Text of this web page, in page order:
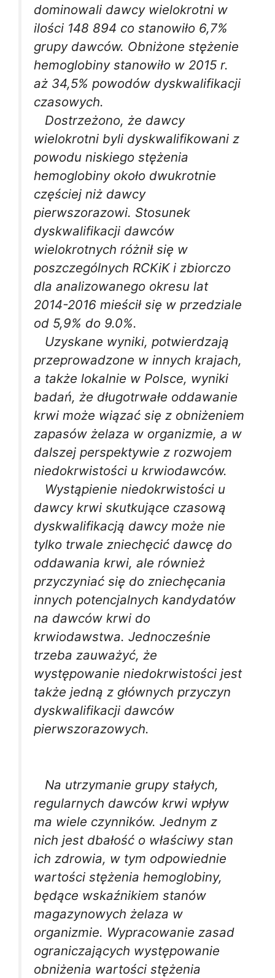
dominowali dawcy wielokrotni w
ilości 148 894 co stanowiło 6,7%
grupy dawców. Obniżone stężenie
hemoglobiny stanowiło w 2015 r.
aż 34,5% powodów dyskwalifikacji
czasowych.
Dostrzeżono, że dawcy
wielokrotni byli dyskwalifikowani z
powodu niskiego stężenia
hemoglobiny około dwukrotnie
częściej niż dawcy
pierwszorazowi. Stosunek
dyskwalifikacji dawców
wielokrotnych różnił się w
poszczególnych RCKiK i zbiorczo
dla analizowanego okresu lat
2014-2016 mieścił się w przedziale
od 5,9% do 9.0%.
Uzyskane wyniki, potwierdzają
przeprowadzone w innych krajach,
a także lokalnie w Polsce, wyniki
badań, że długotrwałe oddawanie
krwi może wiązać się z obniżeniem
zapasów żelaza w organizmie, a w
dalszej perspektywie z rozwojem
niedokrwistości u krwiodawców.
Wystąpienie niedokrwistości u
dawcy krwi skutkujące czasową
dyskwalifikacją dawcy może nie
tylko trwale zniechęcić dawcę do
oddawania krwi, ale również
przyczyniać się do zniechęcania
innych potencjalnych kandydatów
na dawców krwi do
krwiodawstwa. Jednocześnie
trzeba zauważyć, że
występowanie niedokrwistości jest
także jedną z głównych przyczyn
dyskwalifikacji dawców
pierwszorazowych.
Na utrzymanie grupy stałych,
regularnych dawców krwi wpływ
ma wiele czynników. Jednym z
nich jest dbałość o właściwy stan
ich zdrowia, w tym odpowiednie
wartości stężenia hemoglobiny,
będące wskaźnikiem stanów
magazynowych żelaza w
organizmie. Wypracowanie zasad
ograniczających występowanie
obniżenia wartości stężenia